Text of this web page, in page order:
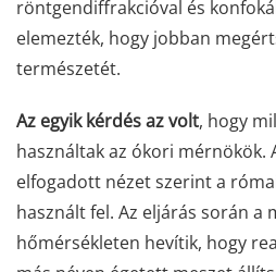
röntgendiffrakcióval és
elemezték, hogy jobban
természetét.
Az egyik kérdés az volt, hogy
használtak az ókori mérnökök.
elfogadott nézet szerint a
használt fel. Az eljárás során a
hőmérsékleten hevítik, hogy